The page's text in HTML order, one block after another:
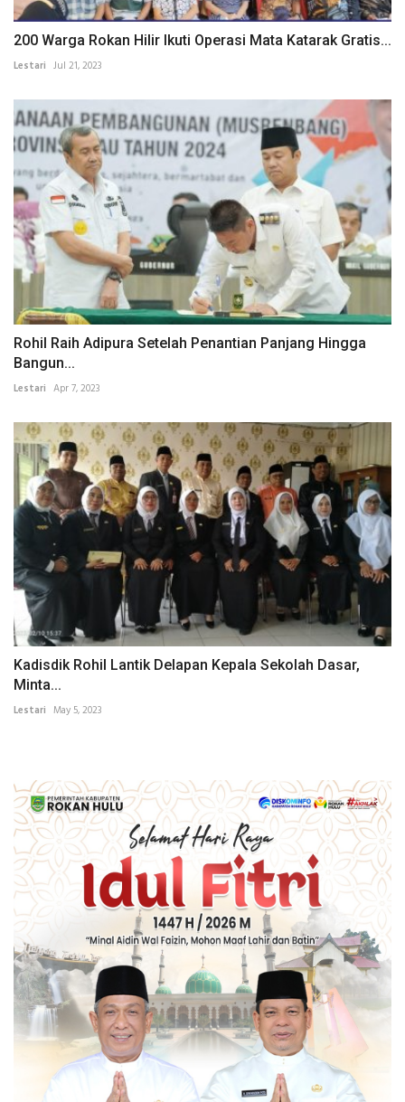
200 Warga Rokan Hilir Ikuti Operasi Mata Katarak Gratis...
Lestari Jul 21, 2023
Rohil Raih Adipura Setelah Penantian Panjang Hingga
Bangun...
Lestari Apr 7, 2023
Kadisdik Rohil Lantik Delapan Kepala Sekolah Dasar,
Minta...
Lestari May 5, 2023